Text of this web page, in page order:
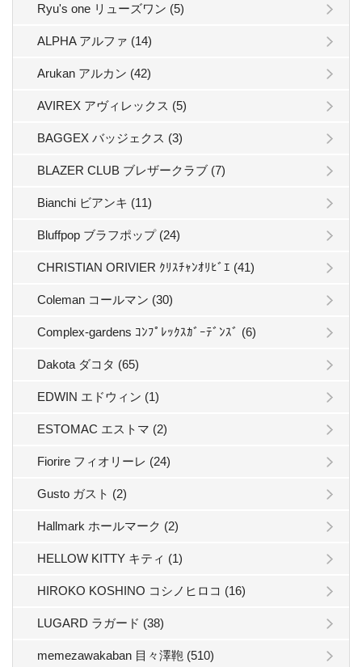
Ryu's one リューズワン (5)
ALPHA アルファ (14)
Arukan アルカン (42)
AVIREX アヴィレックス (5)
BAGGEX バッジェクス (3)
BLAZER CLUB ブレザークラブ (7)
Bianchi ビアンキ (11)
Bluffpop ブラフポップ (24)
CHRISTIAN ORIVIER ｸﾘｽﾁｬﾝｵﾘﾋﾞｴ (41)
Coleman コールマン (30)
Complex-gardens ｺﾝﾌﾟﾚｯｸｽｶﾞｰﾃﾞﾝｽﾞ (6)
Dakota ダコタ (65)
EDWIN エドウィン (1)
ESTOMAC エストマ (2)
Fiorire フィオリーレ (24)
Gusto ガスト (2)
Hallmark ホールマーク (2)
HELLOW KITTY キティ (1)
HIROKO KOSHINO コシノヒロコ (16)
LUGARD ラガード (38)
memezawakaban 目々澤鞄 (510)